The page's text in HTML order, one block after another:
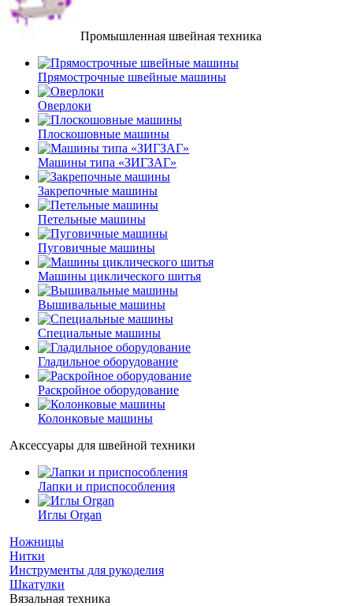
Промышленная швейная техника
Прямострочные швейные машины
Оверлоки
Плоскошовные машины
Машины типа «ЗИГЗАГ»
Закрепочные машины
Петельные машины
Пуговичные машины
Машины циклического шитья
Вышивальные машины
Специальные машины
Гладильное оборудование
Раскройное оборудование
Колонковые машины
Аксессуары для швейной техники
Лапки и приспособления
Иглы Organ
Ножницы
Нитки
Инструменты для рукоделия
Шкатулки
Вязальная техника